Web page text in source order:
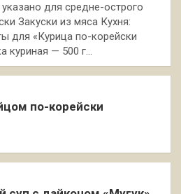
для средне-острого
Закуски из мяса Кухня:
для «Курица по-корейски
куриная — 500 г…
по-корейски